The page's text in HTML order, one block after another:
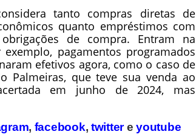
tanto compras diretas de
quanto empréstimos com
de compra. Entram na
pagamentos programados
efetivos agora, como o caso de
Palmeiras, que teve sua venda ao
em junho de 2024, mas
, facebook, twittereyoutube